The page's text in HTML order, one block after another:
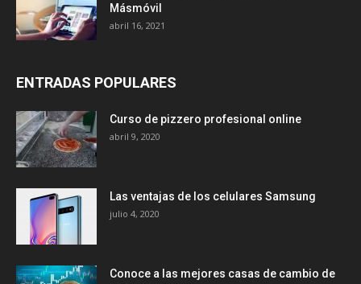
Másmóvil
abril 16, 2021
ENTRADAS POPULARES
Curso de pizzero profesional online
abril 9, 2020
Las ventajas de los celulares Samsung
julio 4, 2020
Conoce a las mejores casas de cambio de